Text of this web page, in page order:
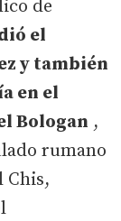
de
el
y también
en el
Bologan ,
rumano
Chis,